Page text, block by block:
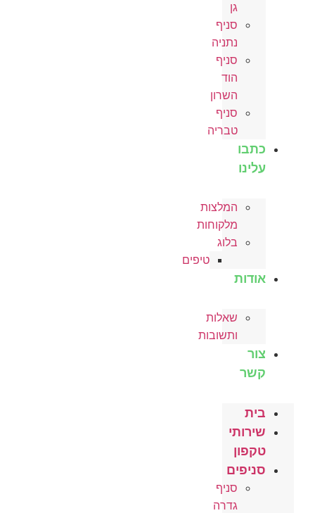
גן
סניף
נתניה
סניף
הוד
השרון
סניף
טבריה
כתבו
עלינו
המלצות
מלקוחות
בלוג
טיפים
אודות
שאלות
ותשובות
צור
קשר
בית
שירותי
טקפון
סניפים
סניף
גדרה